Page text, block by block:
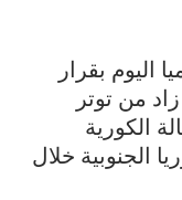
اليوم بقرار
من توتر
الكورية
الجنوبية خلال